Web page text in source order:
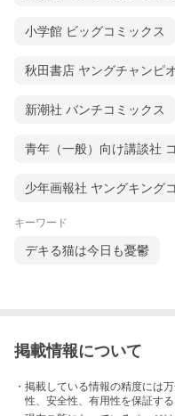
小学館 ビッグコミックス
秋田書店 ヤングチャンピ
新潮社 バンチコミックス
青年（一般）向け講談社
少年画報社 ヤングキング
キーワード
デキる猫は今日も憂鬱
掲載情報について
・掲載している情報の精度には
性、安全性、有用性を保証する